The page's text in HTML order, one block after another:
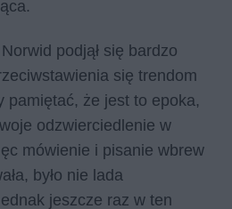
Norwid podjął się bardzo
się trendom
pamiętać, że jest to epoka,
odzwierciedlenie w
mówienie i pisanie wbrew
było nie lada
jeszcze raz w ten